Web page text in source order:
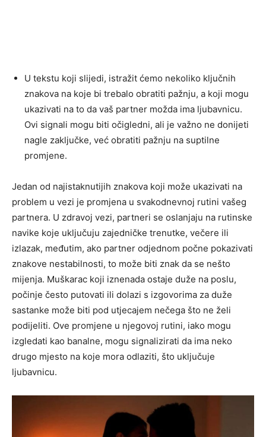
U tekstu koji slijedi, istražit ćemo nekoliko ključnih
znakova na koje bi trebalo obratiti pažnju, a koji mogu
ukazivati na to da vaš partner možda ima ljubavnicu.
Ovi signali mogu biti očigledni, ali je važno ne donijeti
nagle zaključke, već obratiti pažnju na suptilne
promjene.
Jedan od najistaknutijih znakova koji može ukazivati na
problem u vezi je promjena u svakodnevnoj rutini vašeg
partnera. U zdravoj vezi, partneri se oslanjaju na rutinske
navike koje uključuju zajedničke trenutke, večere ili
izlazak, međutim, ako partner odjednom počne pokazivati
znakove nestabilnosti, to može biti znak da se nešto
mijenja. Muškarac koji iznenada ostaje duže na poslu,
počinje često putovati ili dolazi s izgovorima za duže
sastanke može biti pod utjecajem nečega što ne želi
podijeliti. Ove promjene u njegovoj rutini, iako mogu
izgledati kao banalne, mogu signalizirati da ima neko
drugo mjesto na koje mora odlaziti, što uključuje
ljubavnicu.